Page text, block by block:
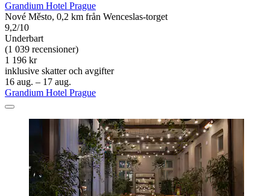
Grandium Hotel Prague
Nové Město, 0,2 km från Wenceslas-torget
9,2/10
Underbart
(1 039 recensioner)
1 196 kr
inklusive skatter och avgifter
16 aug. – 17 aug.
Grandium Hotel Prague